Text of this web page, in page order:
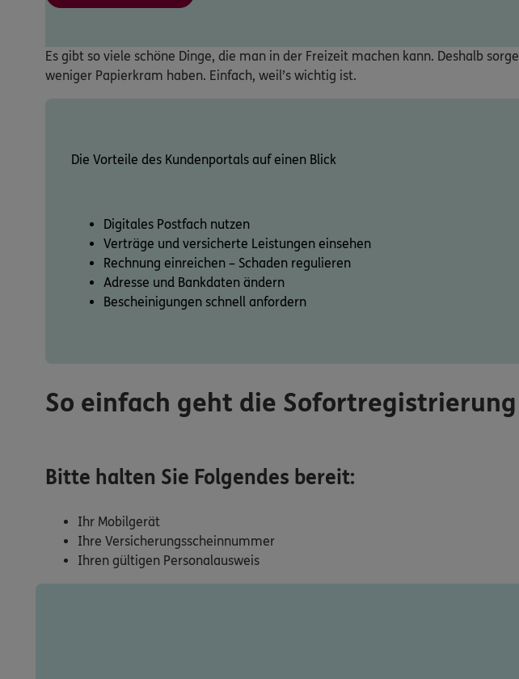
Es gibt so viele schöne Dinge, die man in der Freizeit machen kann. Deshalb
weniger Papierkram haben. Einfach, weil’s wichtig ist.
Die Vorteile des Kundenportals auf einen Blick
Digitales Postfach nutzen
Verträge und versicherte Leistungen einsehen
Rechnung einreichen – Schaden regulieren
Adresse und Bankdaten ändern
Bescheinigungen schnell anfordern
So einfach geht die
Bitte halten Sie Folgendes bereit:
Ihr Mobilgerät
Ihre Versicherungsscheinnummer
Ihren gültigen Personalausweis